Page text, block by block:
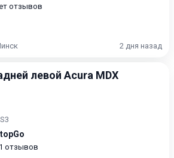
отзывов
2 дня назад
левой Acura MDX
отзывов